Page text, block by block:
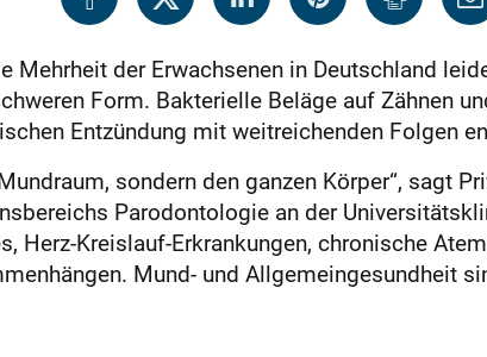
Mehrheit der Erwachsenen in Deutschland
Form. Bakterielle Beläge auf Zähnen
Entzündung mit weitreichenden Folgen
sondern den ganzen Körper“, sagt
Parodontologie an der
Herz-Kreislauf-Erkrankungen, chronische
Mund- und Allgemeingesundheit